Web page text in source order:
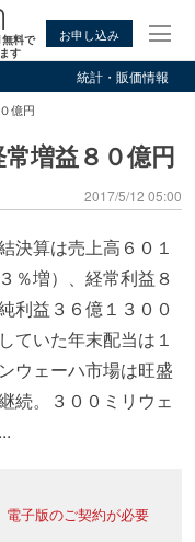
料で
す
お申し込み
統計・販価情報
億円
増益８０億円
2017/5/12 05:00
決算は売上高６０１
％増）、経常利益８
利益３６億１３００
ていた年末配当は１
ウェーハ市場は旺盛
続。３００ミリウェ
電子版のご契約が必要